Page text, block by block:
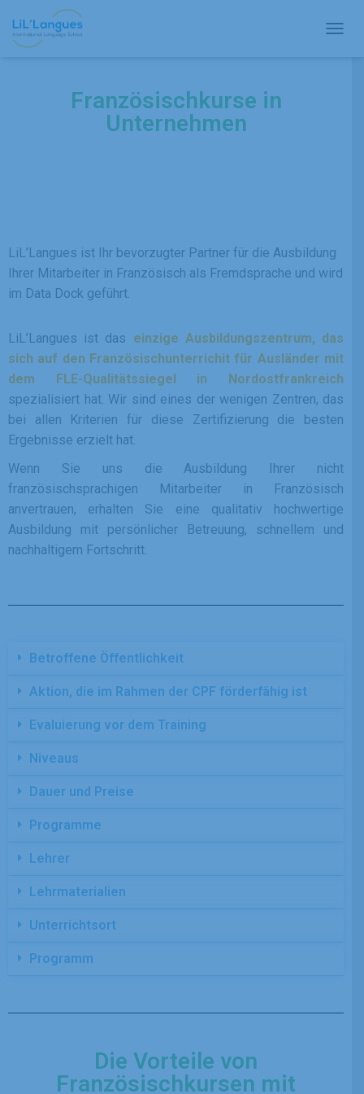
H
A
N
Französischkurse in
Unternehmen
LiL’Langues ist Ihr bevorzugter Partner für die Ausbildung
Ihrer Mitarbeiter in Französisch als Fremdsprache und wird
im Data Dock geführt.
LiL’Langues ist das einzige Ausbildungszentrum, das
sich auf den Französischunterrichit für Ausländer mit
dem FLE-Qualitätssiegel in Nordostfrankreich
spezialisiert hat. Wir sind eines der wenigen Zentren, das
bei allen Kriterien für diese Zertifizierung die besten
Ergebnisse erzielt hat.
Wenn Sie uns die Ausbildung Ihrer nicht
französischsprachigen Mitarbeiter in Französisch
anvertrauen, erhalten Sie eine qualitativ hochwertige
Ausbildung mit persönlicher Betreuung, schnellem und
nachhaltigem Fortschritt.
Betroffene Öffentlichkeit
Aktion, die im Rahmen der CPF förderfähig ist
Evaluierung vor dem Training
Niveaus
Dauer und Preise
Programme
Lehrer
Lehrmaterialien
Unterrichtsort
Programm
Die Vorteile von
Französischkursen mit